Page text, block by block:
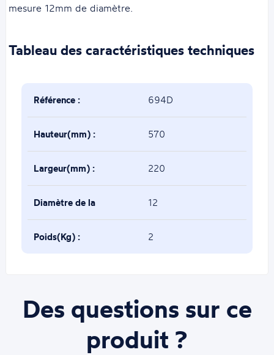
mesure 12mm de diamètre.
Tableau des caractéristiques techniques
Référence : 694D
Hauteur(mm) : 570
Largeur(mm) : 220
Diamètre de la
base(mm) :
12
Poids(Kg) : 2
Des questions sur ce
produit ?